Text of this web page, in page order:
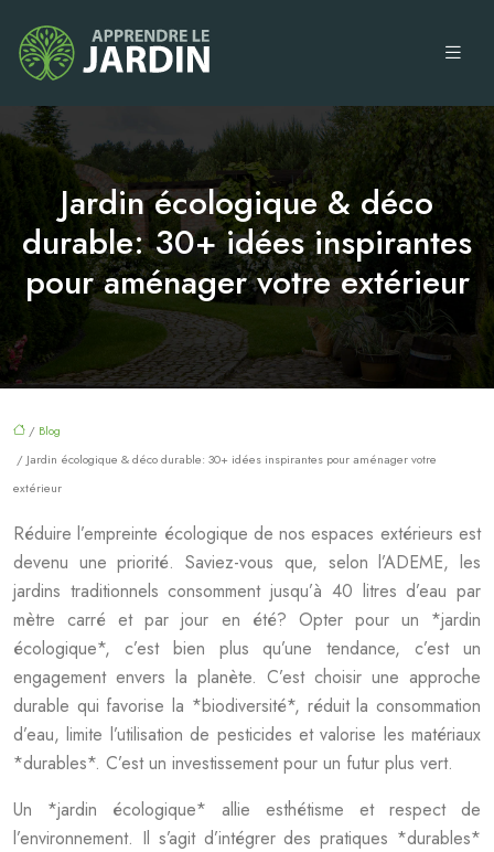
Jardin écologique & déco
durable: 30+ idées inspirantes
pour aménager votre extérieur
/ Blog
/ Jardin écologique & déco durable: 30+ idées inspirantes pour aménager votre
extérieur
Réduire l’empreinte écologique de nos espaces extérieurs est
devenu une priorité. Saviez-vous que, selon l’ADEME, les
jardins traditionnels consomment jusqu’à 40 litres d’eau par
mètre carré et par jour en été? Opter pour un *jardin
écologique*, c’est bien plus qu’une tendance, c’est un
engagement envers la planète. C’est choisir une approche
durable qui favorise la *biodiversité*, réduit la consommation
d’eau, limite l’utilisation de pesticides et valorise les matériaux
*durables*. C’est un investissement pour un futur plus vert.
Un *jardin écologique* allie esthétisme et respect de
l’environnement. Il s’agit d’intégrer des pratiques *durables*